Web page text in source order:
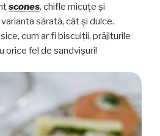
scones, chifle micuțe și
sărată, cât și dulce.
cum ar fi biscuiții, prăjiturile
orice fel de sandvișuri!